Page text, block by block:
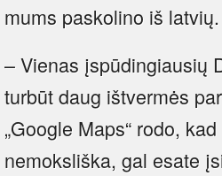
mums paskolino iš latvių.
– Vienas įspūdingiausių
turbūt daug ištvermės
„Google Maps“ rodo,
nemoksliška, gal esate